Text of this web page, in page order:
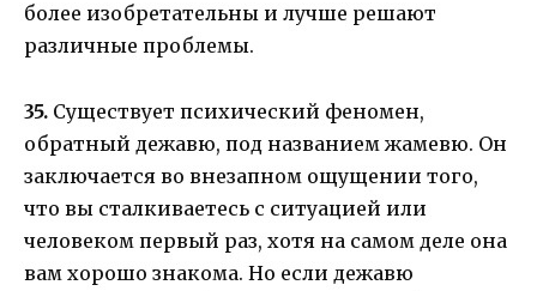
более изобретательны и лучше решают
различные проблемы.
35. Существует психический феномен,
обратный дежавю, под названием жамевю. Он
заключается во внезапном ощущении того,
что вы сталкиваетесь с ситуацией или
человеком первый раз, хотя на самом деле она
вам хорошо знакома. Но если дежавю